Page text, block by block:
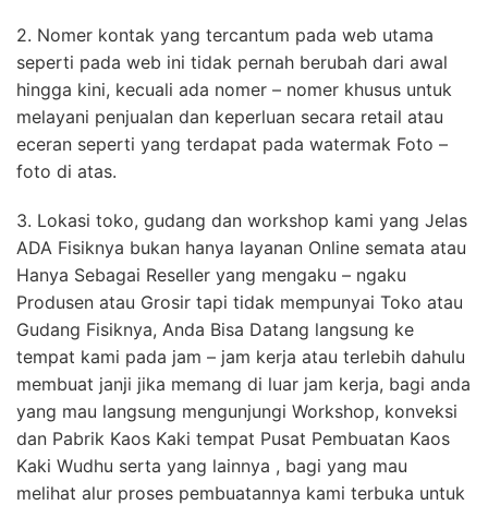
2. Nomer kontak yang tercantum pada web utama
seperti pada web ini tidak pernah berubah dari awal
hingga kini, kecuali ada nomer – nomer khusus untuk
melayani penjualan dan keperluan secara retail atau
eceran seperti yang terdapat pada watermak Foto –
foto di atas.
3. Lokasi toko, gudang dan workshop kami yang Jelas
ADA Fisiknya bukan hanya layanan Online semata atau
Hanya Sebagai Reseller yang mengaku – ngaku
Produsen atau Grosir tapi tidak mempunyai Toko atau
Gudang Fisiknya, Anda Bisa Datang langsung ke
tempat kami pada jam – jam kerja atau terlebih dahulu
membuat janji jika memang di luar jam kerja, bagi anda
yang mau langsung mengunjungi Workshop, konveksi
dan Pabrik Kaos Kaki tempat Pusat Pembuatan Kaos
Kaki Wudhu serta yang lainnya , bagi yang mau
melihat alur proses pembuatannya kami terbuka untuk